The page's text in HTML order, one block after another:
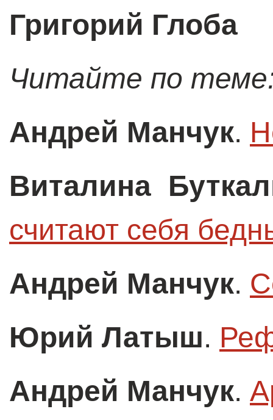
Григорий Глоба
Читайте по
Андрей Манчук.
Виталина
считают себя
Андрей Манчук.
Юрий Латыш.
Андрей Манчук.